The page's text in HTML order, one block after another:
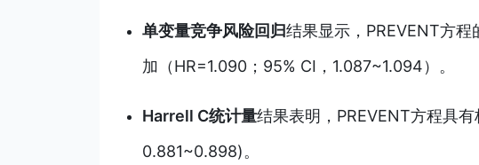
单变量竞争风险回归结果显示，PREVENT方
加（HR=1.090；95% CI，1.087~1.094）。
Harrell C统计量结果表明，PREVENT方程具
0.881~0.898)。